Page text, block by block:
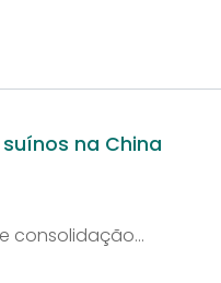
na China
consolidação...